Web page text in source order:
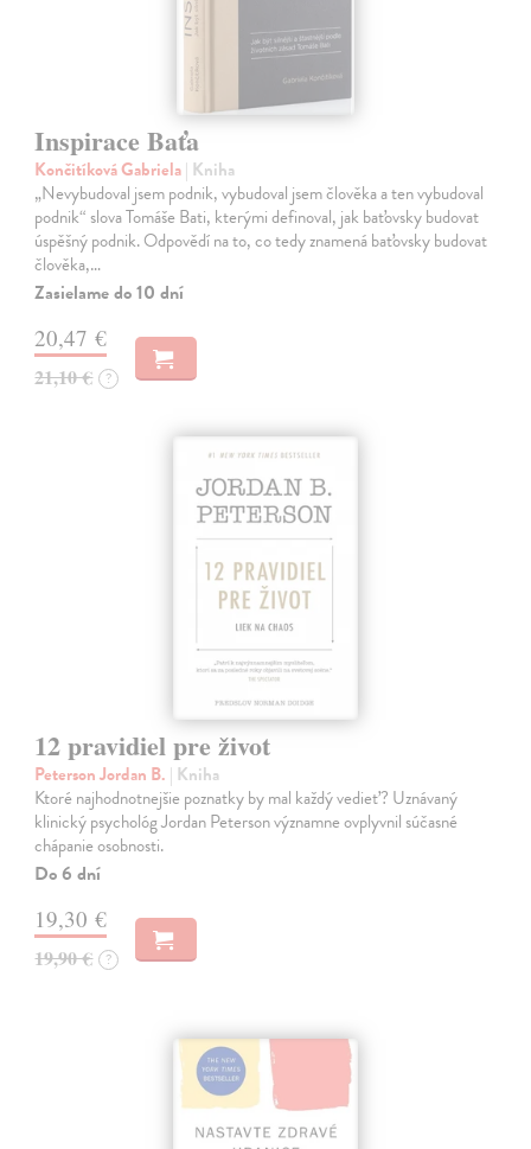
Inspirace Baťa
Končitíková Gabriela| Kniha
„Nevybudoval jsem podnik, vybudoval jsem člověka a ten vybudoval
podnik“ slova Tomáše Bati, kterými definoval, jak baťovsky budovat
úspěšný podnik. Odpovědí na to, co tedy znamená baťovsky budovat
člověka,…
Zasielame do 10 dní
20,47 €
21,10 € ?
12 pravidiel pre život
Peterson Jordan B. | Kniha
Ktoré najhodnotnejšie poznatky by mal každý vedieť? Uznávaný
klinický psychológ Jordan Peterson významne ovplyvnil súčasné
chápanie osobnosti.
Do 6 dní
19,30 €
19,90 € ?